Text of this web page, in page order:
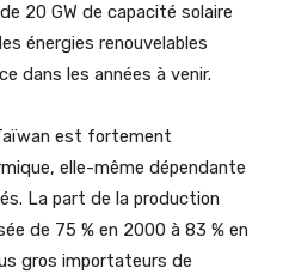
20 GW de capacité solaire
énergies renouvelables
dans les années à venir.
est fortement
elle-même dépendante
La part de la production
de 75 % en 2000 à 83 % en
gros importateurs de